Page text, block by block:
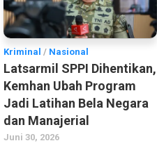
Kriminal / Nasional
Latsarmil SPPI Dihentikan,
Kemhan Ubah Program
Jadi Latihan Bela Negara
dan Manajerial
Juni 30, 2026